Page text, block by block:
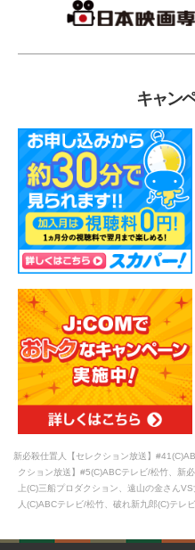
キャン
新必殺仕置人【セレクション放送】
クション放送】#5(C)ABCテレビ/松竹、新
上(C)三船プロダクション、遠山の金さん
人(C)ABCテレビ/松竹、破れ新九郎(C)テレ